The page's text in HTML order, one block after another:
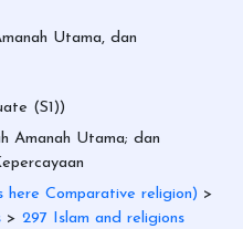
Utama, dan
(S1))
Amanah Utama; dan
here Comparative religion) >
> 297 Islam and religions